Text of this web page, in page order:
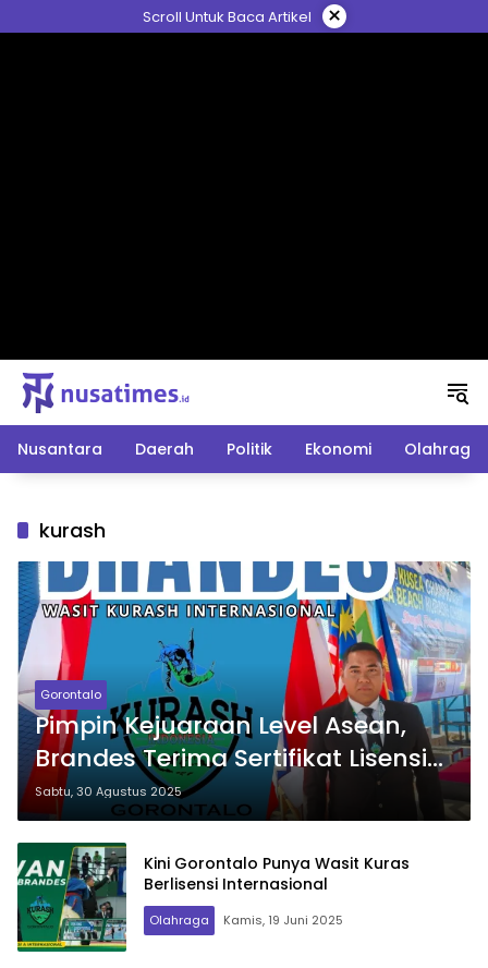
ke
Scroll Untuk Baca Artikel ×
Nusantara Daerah Politik Ekonomi Olahraga
kurash
Gorontalo
Pimpin Kejuaraan Level Asean,
Brandes Terima Sertifikat Lisensi
Wasit Internasional
Sabtu, 30 Agustus 2025
Kini Gorontalo Punya Wasit Kuras
Berlisensi Internasional
Olahraga Kamis, 19 Juni 2025